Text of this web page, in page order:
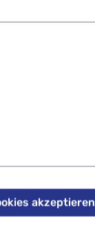
akzeptieren